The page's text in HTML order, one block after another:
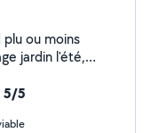
ou moins
jardin l'été,
5/5